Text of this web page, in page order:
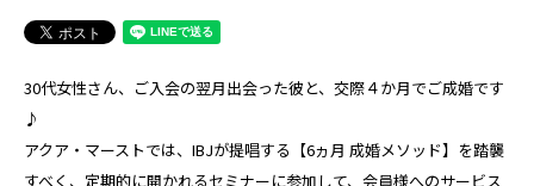
30代女性さん、ご入会の翌月出会った彼と、交際４か月でご成婚です
♪
アクア・マーストでは、IBJが提唱する【6ヵ月 成婚メソッド】を踏襲
すべく、定期的に開かれるセミナーに参加して、会員様へのサービス